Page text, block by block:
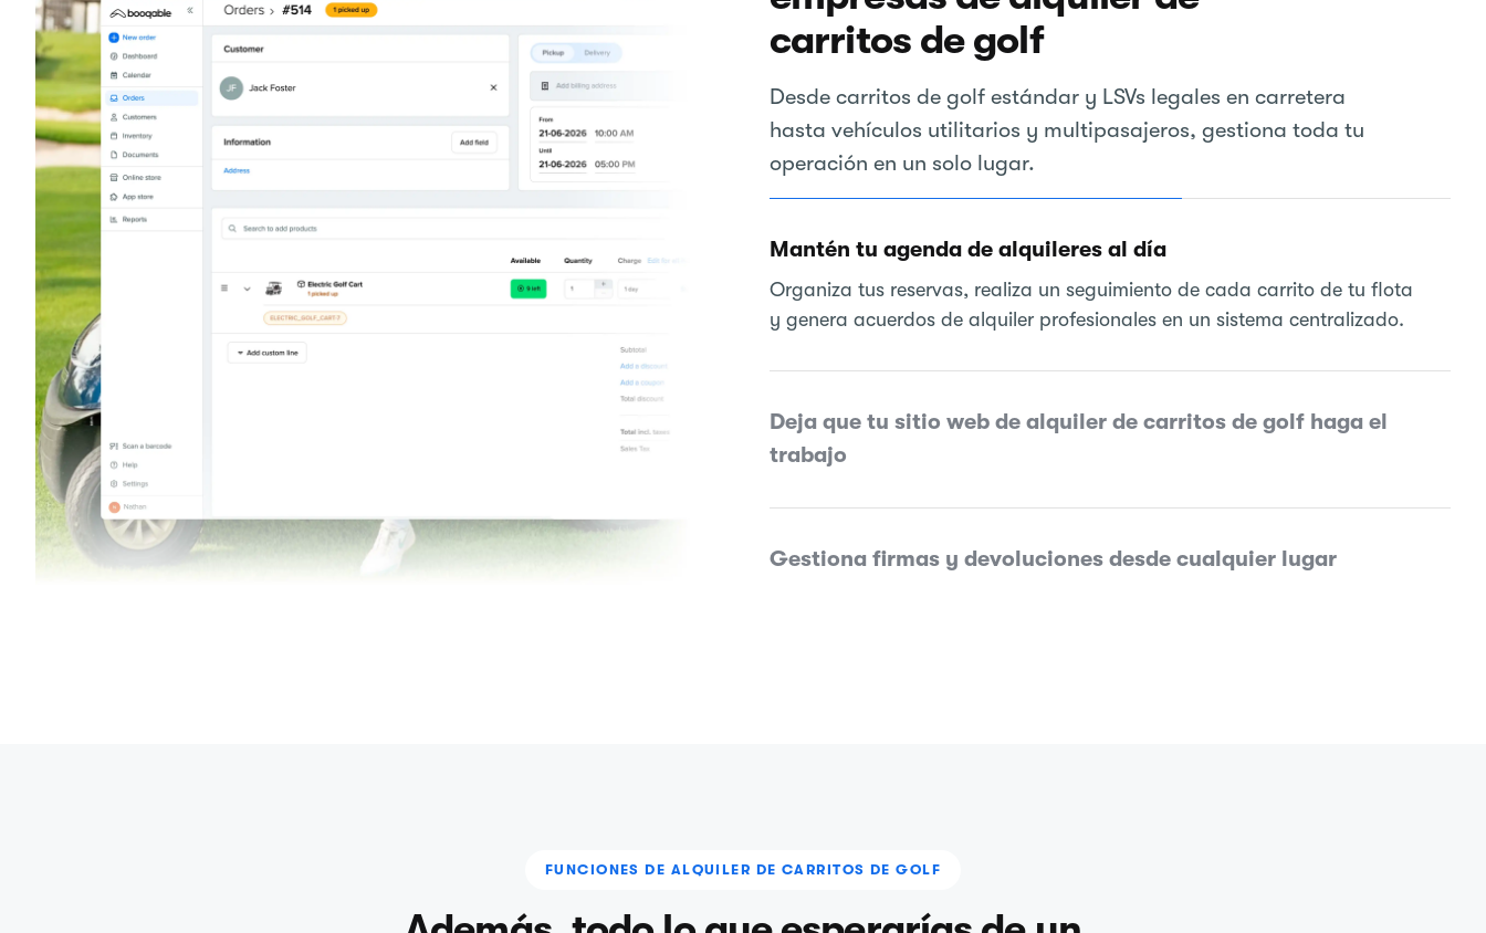
carritos de golf
Desde carritos de golf estándar y LSVs legales en carretera
hasta vehículos utilitarios y multipasajeros, gestiona toda tu
operación en un solo lugar.
Mantén tu agenda de alquileres al día
Organiza tus reservas, realiza un seguimiento de cada carrito de tu flota
y genera acuerdos de alquiler profesionales en un sistema centralizado.
Deja que tu sitio web de alquiler de carritos de golf haga el
trabajo
Gestiona firmas y devoluciones desde cualquier lugar
FUNCIONES DE ALQUILER DE CARRITOS DE GOLF